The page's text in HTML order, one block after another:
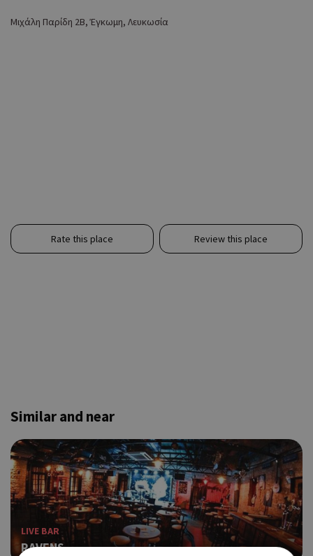
Μιχάλη Παρίδη 2Β, Έγκωμη, Λευκωσία
Rate this place Review this place
Similar and near
LIVE BAR
RAVENS